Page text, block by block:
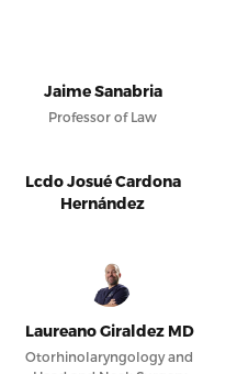
Jaime Sanabria
Professor of Law
Lcdo Josué Cardona
Hernández
Laureano Giraldez MD
Otorhinolaryngology and